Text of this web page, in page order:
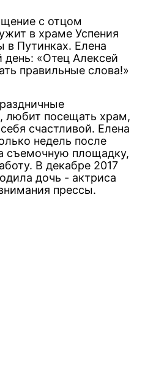
с отцом
в храме Успения
в Путинках. Елена
«Отец Алексей
правильные слова!»
любит посещать храм,
счастливой. Елена
недель после
съемочную площадку,
В декабре 2017
дочь - актриса
прессы.